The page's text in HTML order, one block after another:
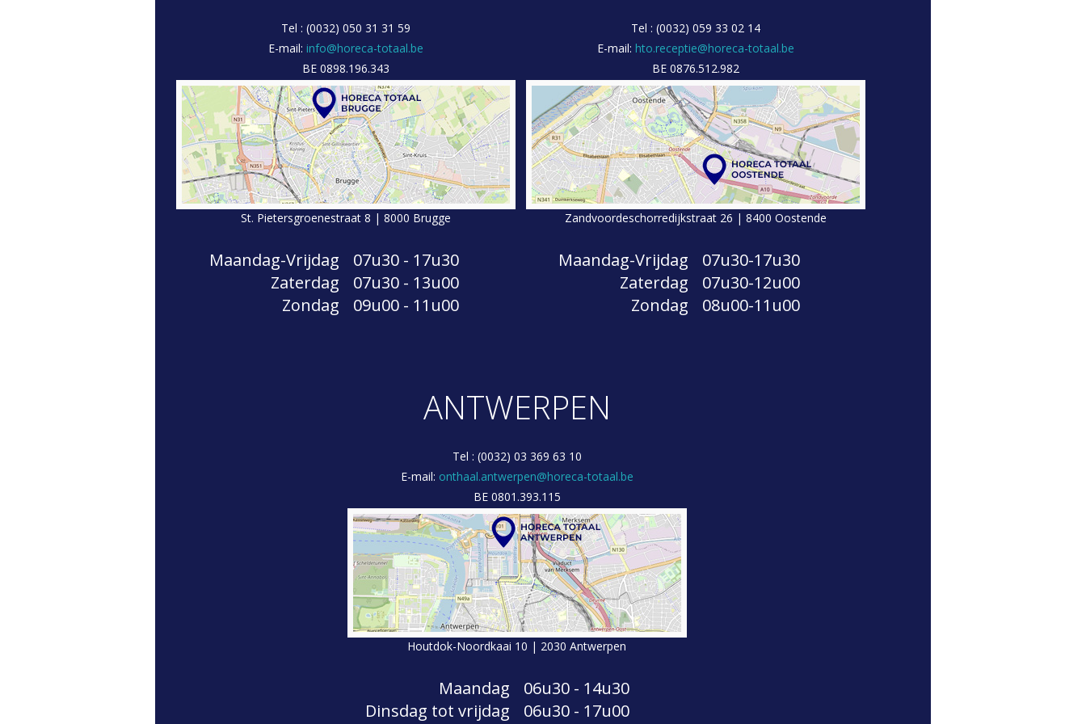
Tel : (0032) 050 31 31 59
E-mail:info@horeca-totaal.be
BE 0898.196.343
St. Pietersgroenestraat 8 | 8000 Brugge
Maandag-Vrijdag
Zaterdag
Zondag
07u30 - 17u30
07u30 - 13u00
09u00 - 11u00
Tel : (0032) 059 33 02 14
E-mail: hto.receptie@horeca-totaal.be
BE 0876.512.982
Zandvoordeschorredijkstraat 26 | 8400 Oostende
Maandag-Vrijdag
Zaterdag
Zondag
07u30-17u30
07u30-12u00
08u00-11u00
ANTWERPEN
Tel : (0032) 03 369 63 10
E-mail: onthaal.antwerpen@horeca-totaal.be
BE 0801.393.115
Houtdok-Noordkaai 10 | 2030 Antwerpen
Maandag
Dinsdag tot vrijdag
06u30 - 14u30
06u30 - 17u00